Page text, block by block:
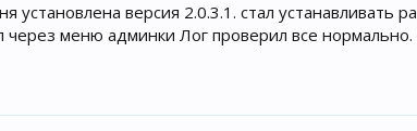
установлена версия 2.0.3.1. стал устанавливать
через меню админки Лог проверил все